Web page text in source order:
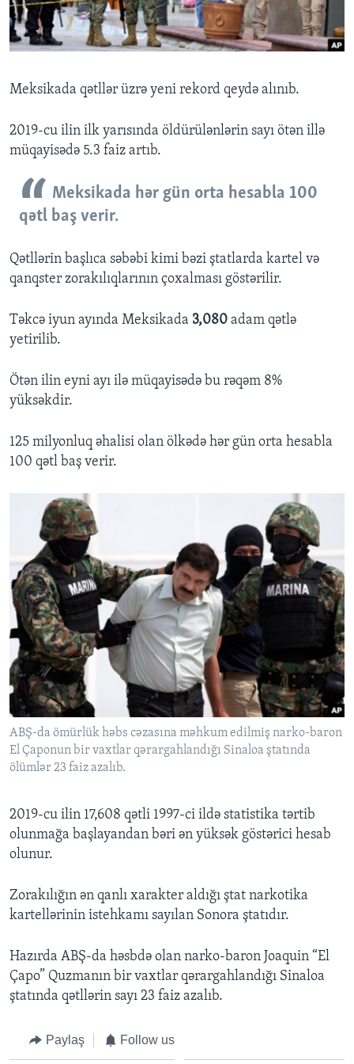
BIZI IZLƏYIN
Meksikada qətllər üzrə yeni rekord qeydə alınıb.
2019-cu ilin ilk yarısında öldürülənlərin sayı ötən illə
müqayisədə 5.3 faiz artıb.
Meksikada hər gün orta hesabla 100
qətl baş verir.
Qətllərin başlıca səbəbi kimi bəzi ştatlarda kartel və
qanqster zorakılıqlarının çoxalması göstərilir.
Təkcə iyun ayında Meksikada 3,080 adam qətlə
yetirilib.
Ötən ilin eyni ayı ilə müqayisədə bu rəqəm 8%
yüksəkdir.
125 milyonluq əhalisi olan ölkədə hər gün orta hesabla
100 qətl baş verir.
ABŞ-da ömürlük həbs cəzasına məhkum edilmiş narko-baron
El Çaponun bir vaxtlar qərargahlandığı Sinaloa ştatında
ölümlər 23 faiz azalıb.
2019-cu ilin 17,608 qətli 1997-ci ildə statistika tərtib
olunmağa başlayandan bəri ən yüksək göstərici hesab
olunur.
Zorakılığın ən qanlı xarakter aldığı ştat narkotika
kartellərinin istehkamı sayılan Sonora ştatıdır.
Hazırda ABŞ-da həsbdə olan narko-baron Joaquin “El
Çapo” Quzmanın bir vaxtlar qərargahlandığı Sinaloa
ştatında qətllərin sayı 23 faiz azalıb.
Paylaş Follow us